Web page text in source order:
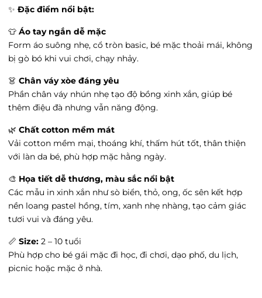
Tình trạng: Hết hàng
Biên, Thanh Hóa
Tình trạng:Hết hàng
Go Hưng yên - 204 Tô Hiệu, Phường Lê Lợi,
Hưng Yên
Vin Trần Duy Hưng - 19 Đường Trần Duy
Tình trạng:Còn hàng
Ocean Park 3 - Vincom Mega Mall Ocean City,
Xã Nghĩa Trụ, Hưng Yên
Vin Hạ Long - Cột đồng hồ, Phường Bạch
Đằng, Quảng Ninh
Tình trạng: Hết hàng
Văn Miếu, Hà Nội
Tình trạng:Hết hàng
Vin Hoà Bình - 332 Cù Chính Lan, Phường
✨ Đặc điểm nổi bật:
👕 Áo tay ngắn dễ mặc
Form áo suông nhẹ, cổ tròn basic, bé mặc thoải mái, không
bị gò bó khi vui chơi, chạy nhảy.
👗 Chân váy xòe đáng yêu
Phần chân váy nhún nhẹ tạo độ bồng xinh xắn, giúp bé
thêm điệu đà nhưng vẫn năng động.
🌿 Chất cotton mềm mát
Vải cotton mềm mại, thoáng khí, thấm hút tốt, thân thiện
với làn da bé, phù hợp mặc hằng ngày.
🎨 Họa tiết dễ thương, màu sắc nổi bật
Các mẫu in xinh xắn như sò biển, thỏ, ong, ốc sên kết hợp
nền loang pastel hồng, tím, xanh nhẹ nhàng, tạo cảm giác
tươi vui và đáng yêu.
📏 Size: 2 – 10 tuổi
Phù hợp cho bé gái mặc đi học, đi chơi, dạo phố, du lịch,
picnic hoặc mặc ở nhà.